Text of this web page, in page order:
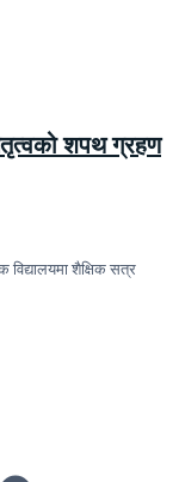
नेतृत्वको शपथ ग्रहण
शैक्षिक सत्र